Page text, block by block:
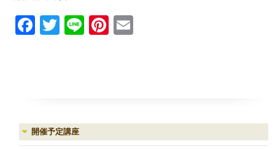
Facebook
Twitter
LinePinterest
開催予定講座